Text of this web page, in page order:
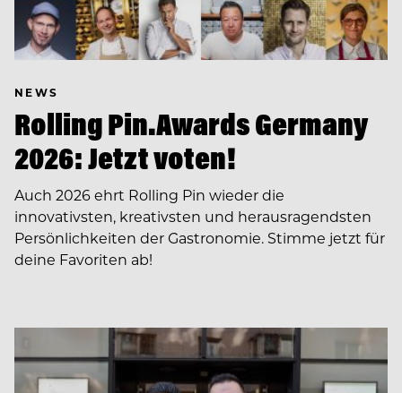
NEWS
Rolling Pin.Awards Germany
2026: Jetzt voten!
Auch 2026 ehrt Rolling Pin wieder die
innovativsten, kreativsten und herausragendsten
Persönlichkeiten der Gastronomie. Stimme jetzt für
deine Favoriten ab!